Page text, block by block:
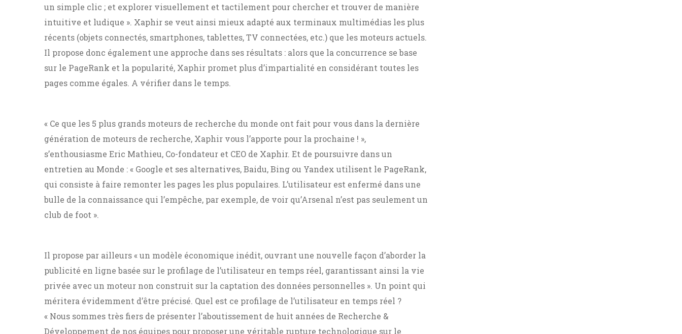
un simple clic ; et explorer visuellement et tactilement pour chercher et trouver de manière
intuitive et ludique ». Xaphir se veut ainsi mieux adapté aux terminaux multimédias les plus
récents (objets connectés, smartphones, tablettes, TV connectées, etc.) que les moteurs actuels.
Il propose donc également une approche dans ses résultats : alors que la concurrence se base
sur le PageRank et la popularité, Xaphir promet plus d’impartialité en considérant toutes les
pages comme égales. A vérifier dans le temps.
« Ce que les 5 plus grands moteurs de recherche du monde ont fait pour vous dans la dernière
génération de moteurs de recherche, Xaphir vous l’apporte pour la prochaine ! »,
s’enthousiasme Eric Mathieu, Co-fondateur et CEO de Xaphir. Et de poursuivre dans un
entretien au Monde : « Google et ses alternatives, Baidu, Bing ou Yandex utilisent le PageRank,
qui consiste à faire remonter les pages les plus populaires. L’utilisateur est enfermé dans une
bulle de la connaissance qui l’empêche, par exemple, de voir qu’Arsenal n’est pas seulement un
club de foot ».
Il propose par ailleurs « un modèle économique inédit, ouvrant une nouvelle façon d’aborder la
publicité en ligne basée sur le profilage de l’utilisateur en temps réel, garantissant ainsi la vie
privée avec un moteur non construit sur la captation des données personnelles ». Un point qui
méritera évidemment d’être précisé. Quel est ce profilage de l’utilisateur en temps réel ?
« Nous sommes très fiers de présenter l’aboutissement de huit années de Recherche &
Développement de nos équipes pour proposer une véritable rupture technologique sur le